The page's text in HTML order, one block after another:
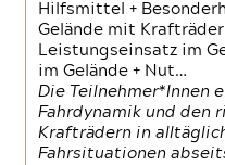
Hilfsmittel +
Gelände mit
Leistungseinsatz im
im Gelände + Nut…
Die Teilnehmer*Innen
Fahrdynamik und den
Krafträdern in
Fahrsituationen